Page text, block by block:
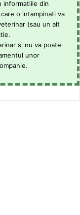
informatiile din
o intampinati va
(sau un alt
si nu va poate
unor